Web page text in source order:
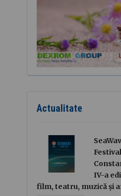
Actualitate
IV-a
film, teatru, muzică și